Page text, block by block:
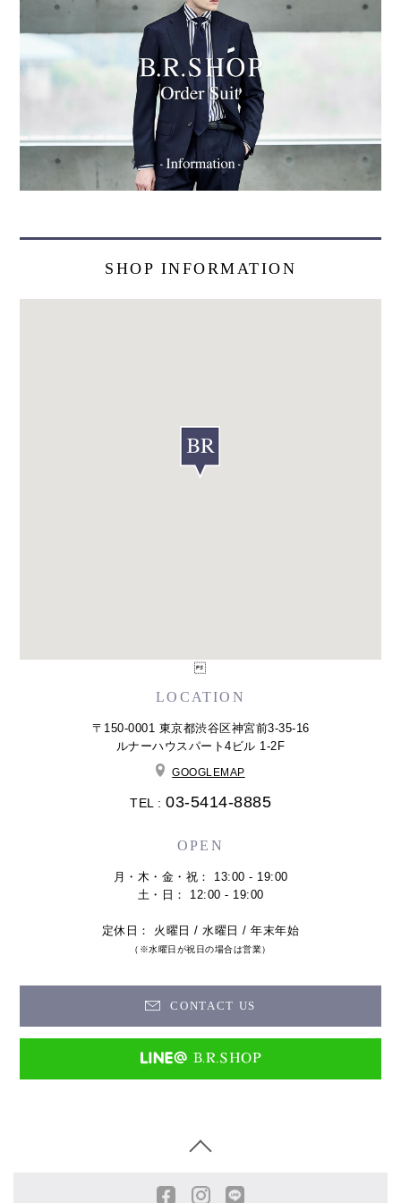
SHOP INFORMATION
LOCATION
〒150-0001 東京都渋谷区神宮前3-35-16
ルナーハウスパート4ビル 1-2F
GOOGLEMAP
TEL : 03-5414-8885
OPEN
月・木・金・祝： 13:00 - 19:00
土・日： 12:00 - 19:00
定休日： 火曜日 / 水曜日 / 年末年始
（※水曜日が祝日の場合は営業）
CONTACT US